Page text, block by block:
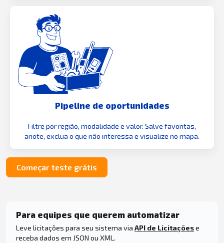
Pipeline de oportunidades
Filtre por região, modalidade e valor. Salve favoritas,
anote, exclua o que não interessa e visualize no mapa.
Começar teste grátis
Para equipes que querem automatizar
Leve licitações para seu sistema via API de Licitaçõese
receba dados em JSON ou XML.